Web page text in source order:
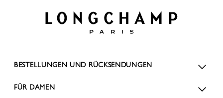
BESTELLUNGEN UND RÜCKSENDUNGEN
FÜR DAMEN